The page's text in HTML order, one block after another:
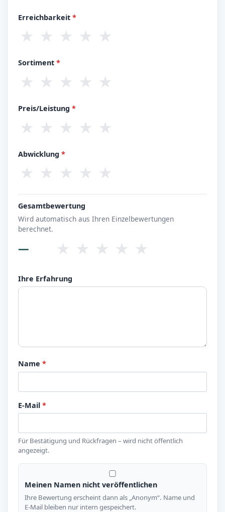
Erreichbarkeit*
★ ★ ★ ★ ★
Sortiment*
★ ★ ★ ★ ★
Preis/Leistung*
★ ★ ★ ★ ★
Abwicklung*
★ ★ ★ ★ ★
Gesamtbewertung
Wird automatisch aus Ihren Einzelbewertungen
berechnet.
— ★ ★ ★ ★ ★
Ihre Erfahrung
Name*
E-Mail*
Für Bestätigung und Rückfragen – wird nicht öffentlich
angezeigt.
Meinen Namen nicht veröffentlichen
Ihre Bewertung erscheint dann als „Anonym“. Name und
E-Mail bleiben nur intern gespeichert.